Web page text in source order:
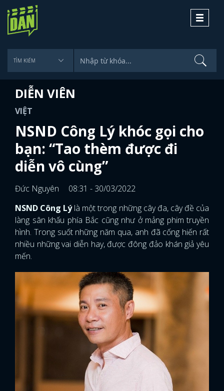
Toggle
DIỄN VIÊN
VIỆT
NSND Công Lý khóc gọi cho
bạn: “Tao thèm được đi
diễn vô cùng”
Đức Nguyên
08:31 - 30/03/2022
NSND Công Lýlà một trong những cây đa, cây đề của
làng sân khấu phía Bắc cũng như ở mảng phim truyền
hình. Trong suốt những năm qua, anh đã cống hiến rất
nhiều những vai diễn hay, được đông đảo khán giả yêu
mến.